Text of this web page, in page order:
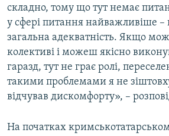
складно, тому що тут немає
у сфері питання найважливіше –
загальна адекватність. Якщо
колективі і можеш якісно
гаразд, тут не грає ролі,
такими проблемами я не
відчував дискомфорту», –
На початках